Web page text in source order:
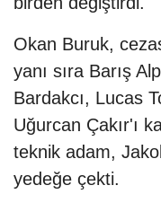
Okan Buruk,
yanı sıra Barış
Bardakcı, Lucas
Uğurcan Çakır'ı
teknik adam,
yedeğe çekti.